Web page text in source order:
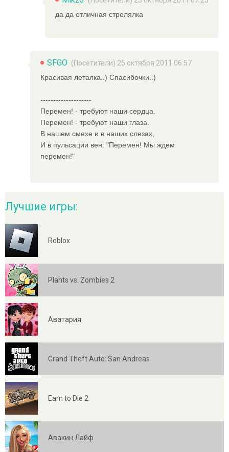
да да отличная стрелялка
SFGO (Посетители) 25 октября 2011 06:57
Красивая леталка..) Спасибочки..)
--------------------
Перемен! - требуют наши сердца.
Перемен! - требуют наши глаза.
В нашем смехе и в наших слезах,
И в пульсации вен: "Перемен! Мы ждем
перемен!"
Лучшие игры:
Roblox
Plants vs. Zombies 2
Аватария
Grand Theft Auto: San Andreas
Earn to Die 2
Авакин Лайф